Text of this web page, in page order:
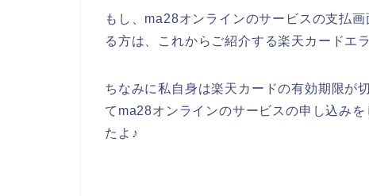
もし、ma28オンラインのサービスの支払
る方は、これからご紹介する楽天カードエ
ちなみに私自身は楽天カードの有効期限が
てma28オンラインのサービスの申し込み
たよ♪